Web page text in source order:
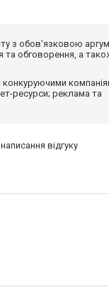
з обов'язковою
та обговорення, а
конкуруючими
ресурси; реклама та
відгуку